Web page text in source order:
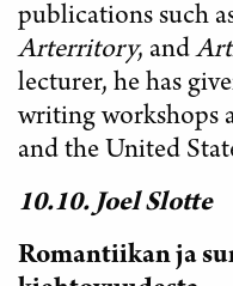
publications such
Arterritory, and
lecturer, he has
writing workshops
and the United
10.10. Joel Slotte
Romantiikan ja